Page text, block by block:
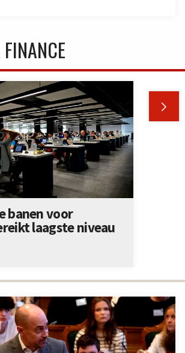

banen voor
laagste niveau